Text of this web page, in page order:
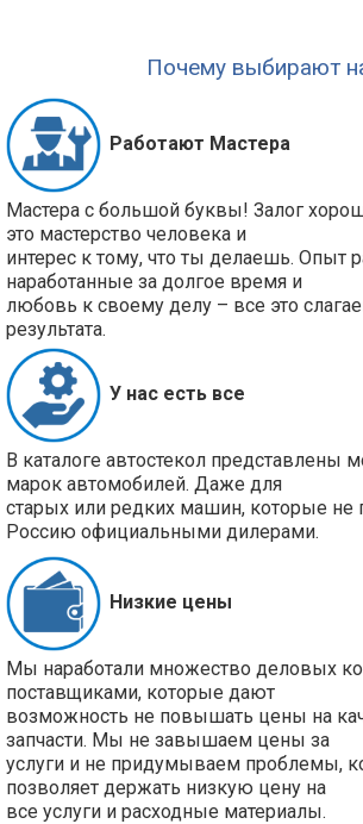
Почему выбирают
Работают Мастера
Мастера с большой буквы! Залог
это мастерство человека и
интерес к тому, что ты делаешь. Опыт
наработанные за долгое время и
любовь к своему делу – все это
результата.
У нас есть все
В каталоге автостекол представлены
марок автомобилей. Даже для
старых или редких машин, которые не
Россию официальными дилерами.
Низкие цены
Мы наработали множество деловых
поставщиками, которые дают
возможность не повышать цены на
запчасти. Мы не завышаем цены за
услуги и не придумываем проблемы,
позволяет держать низкую цену на
все услуги и расходные материалы.